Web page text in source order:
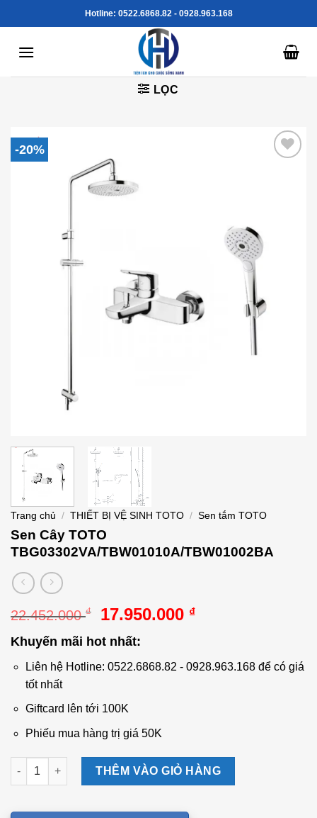
to
Hotline: 0522.6868.82 - 0928.963.168
LỌC
-20%
Trang chủ / THIẾT BỊ VỆ SINH TOTO / Sen tắm TOTO
Sen Cây TOTO
TBG03302VA/TBW01010A/TBW01002BA
22.452.000₫
Giá
là:
22.452.000 ₫.
17.950.000 ₫Giá
là:
Khuyến mãi hot nhất:
Liên hệ Hotline: 0522.6868.82 - 0928.963.168 để có giá
tốt nhất
Giftcard lên tới 100K
Phiếu mua hàng trị giá 50K
Sen Cây TOTO TBG03302VA/TBW01010A/TBW01002BA số
THÊM VÀO GIỎ HÀNG